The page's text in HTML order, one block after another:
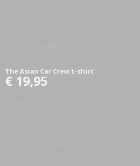
The Asian Car Crew t-shirt
€ 19,95